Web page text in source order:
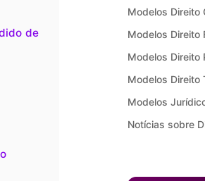
de
Modelos Direito
Modelos Direito
Modelos Direito
Modelos Direito
Modelos
Notícias sobre